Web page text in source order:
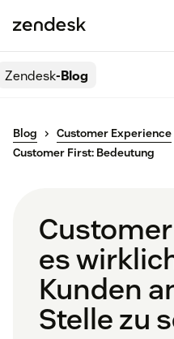
Zendesk-Blog
Blog Customer Experience
Customer First: Bedeutung
es
Kunden
Stelle zu